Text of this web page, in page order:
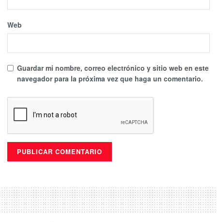
Web
Guardar mi nombre, correo electrónico y sitio web en este
navegador para la próxima vez que haga un comentario.